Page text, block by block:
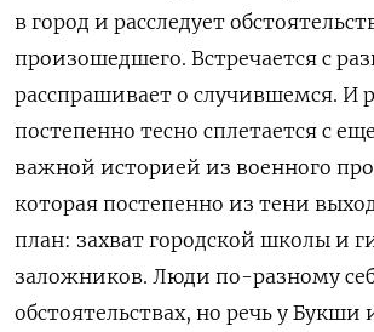
в город и расследует
произошедшего. Встречается с
расспрашивает о случившемся. И
постепенно тесно сплетается с
важной историей из военного
которая постепенно из тени
план: захват городской школы и
заложников. Люди по-разному
обстоятельствах, но речь у Букши